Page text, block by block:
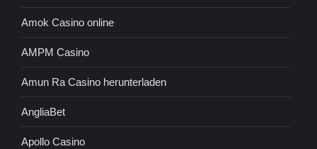
Amok Casino online
AMPM Casino
Amun Ra Casino herunterladen
AngliaBet
Apollo Casino